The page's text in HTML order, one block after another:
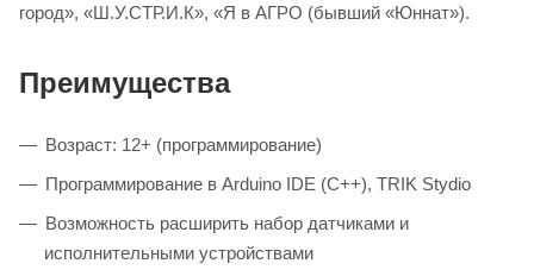
город», «Ш.У.СТР.И.К», «Я в АГРО (бывший «Юннат»).
Преимущества
Возраст: 12+ (программирование)
Программирование в Arduino IDE (C++), TRIK Stydio
Возможность расширить набор датчиками и
исполнительными устройствами